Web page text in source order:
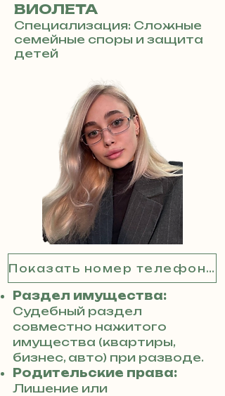
ВИОЛЕТА
Специализация: Сложные
семейные споры и защита
детей
Показать номер телефона
Раздел имущества:
Судебный раздел
совместно нажитого
имущества (квартиры,
бизнес, авто) при разводе.
Родительские права:
Лишение или